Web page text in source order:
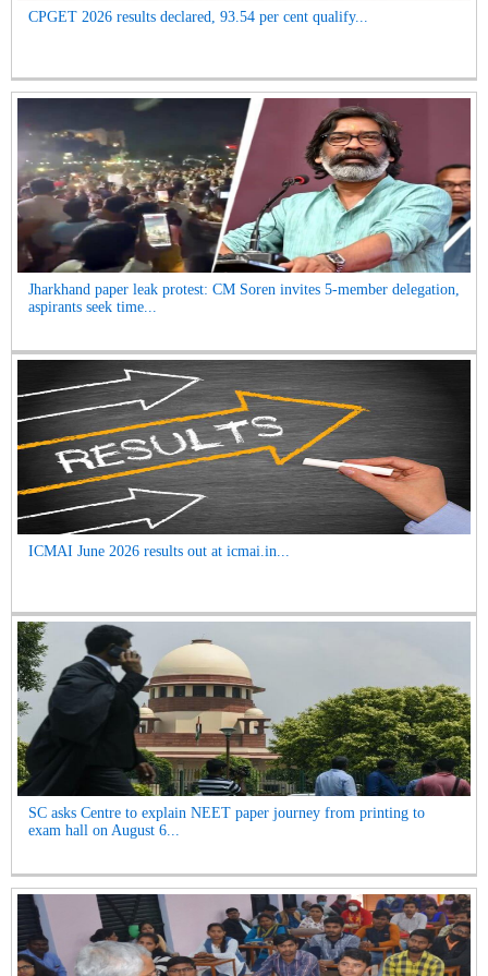
CPGET 2026 results declared, 93.54 per cent qualify...
Jharkhand paper leak protest: CM Soren invites 5-member delegation,
aspirants seek time...
ICMAI June 2026 results out at icmai.in...
SC asks Centre to explain NEET paper journey from printing to
exam hall on August 6...